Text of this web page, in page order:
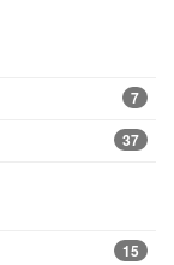
7
37
15